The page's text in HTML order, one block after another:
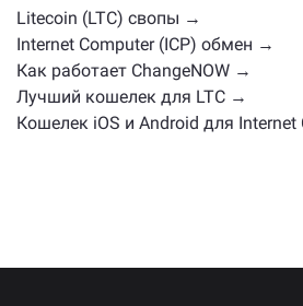
главной странице обмена
Litecoin (LTC) свопы →
Internet Computer (ICP) обмен →
Как работает ChangeNOW →
Лучший кошелек для LTC →
Кошелек iOS и Android для